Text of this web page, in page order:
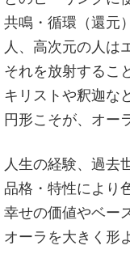
共鳴・循環（還元
人、高次元の人は
それを放射するこ
キリストや釈迦な
円形こそが、オー
人生の経験、過去
品格・特性により
幸せの価値やベー
オーラを大きく形